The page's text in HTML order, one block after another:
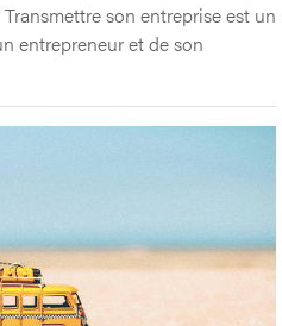
Transmettre son entreprise est un
entrepreneur et de son